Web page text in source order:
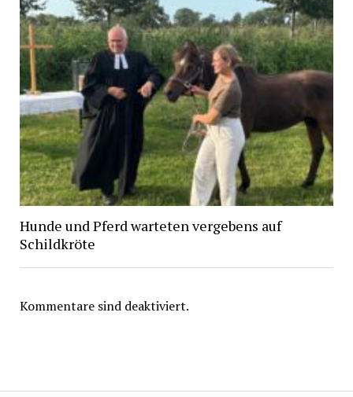
Hunde und Pferd warteten vergebens auf
Schildkröte
Kommentare sind deaktiviert.